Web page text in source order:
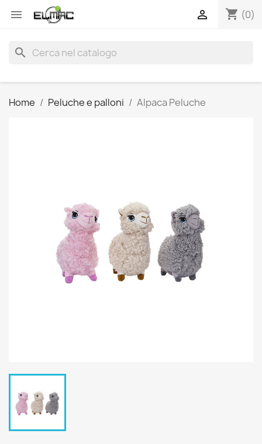
 shopping_cart (0)

search
Home Peluche e palloni Alpaca Peluche